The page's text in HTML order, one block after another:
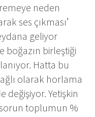
neden
ses çıkması’
geliyor
boğazın birleştiği
Hatta bu
olarak horlama
değişiyor. Yetişkin
toplumun %